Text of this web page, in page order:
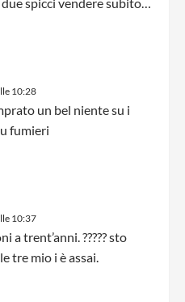
10:28
un bel niente su i
fumieri
10:37
a trent’anni. ????? sto
tre mio i è assai.